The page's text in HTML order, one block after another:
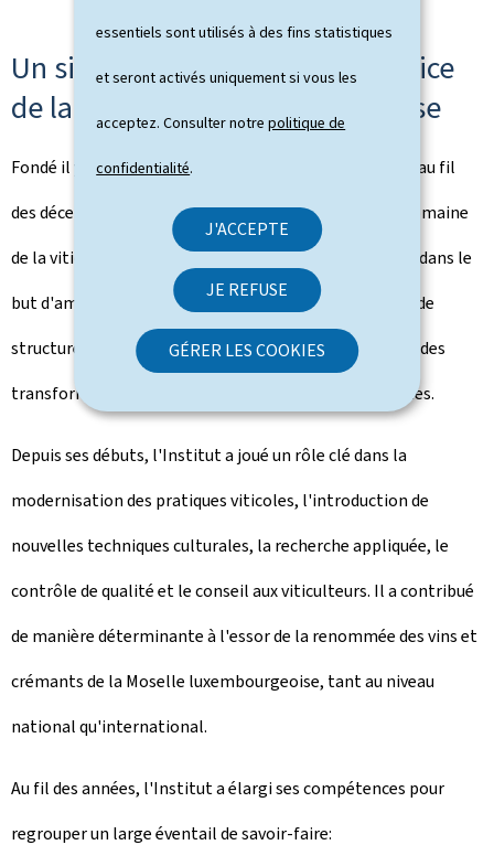
essentiels sont utilisés à des fins statistiques
et seront activés uniquement si vous les
acceptez. Consulter notrepolitique de
confidentialité.
J'ACCEPTE
JE REFUSE
GÉRER LES COOKIES
Un siècle d'engagement au service
de la viticulture luxembourgeoise
Fondé il y a cent ans, l'Institut viti-vinicole est devenu au fil
des décennies une référence incontournable dans le domaine
de la viticulture et de l'œnologie au Luxembourg. Créé dans le
but d'améliorer la qualité des productions viticoles et de
structurer la filière, l'Institut a su évoluer en parallèle des
transformations agricoles, économiques et climatiques.
Depuis ses débuts, l'Institut a joué un rôle clé dans la
modernisation des pratiques viticoles, l'introduction de
nouvelles techniques culturales, la recherche appliquée, le
contrôle de qualité et le conseil aux viticulteurs. Il a contribué
de manière déterminante à l'essor de la renommée des vins et
crémants de la Moselle luxembourgeoise, tant au niveau
national qu'international.
Au fil des années, l'Institut a élargi ses compétences pour
regrouper un large éventail de savoir-faire: